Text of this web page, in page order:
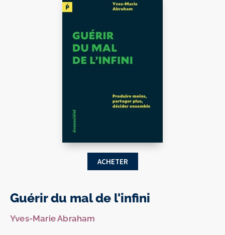
ACHETER
Guérir du mal de l'infini
Yves-Marie Abraham